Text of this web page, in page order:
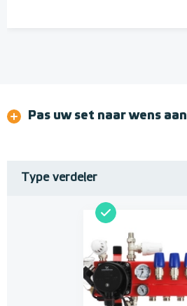
Pas uw set naar wens aan
Type verdeler